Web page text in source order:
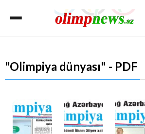
"Olimpiya dünyası" - PDF